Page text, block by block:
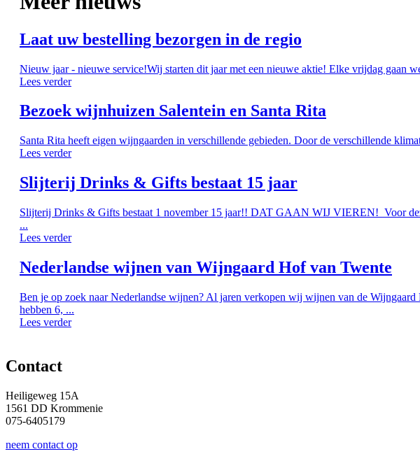
Laat uw bestelling bezorgen in de regio
Nieuw jaar - nieuwe service!Wij starten dit jaar met een nieuwe aktie! Elke vrijdag gaan
Lees verder
Bezoek wijnhuizen Salentein en Santa Rita
Santa Rita heeft eigen wijngaarden in verschillende gebieden. Door de verschillende
Lees verder
Slijterij Drinks & Gifts bestaat 15 jaar
Slijterij Drinks & Gifts bestaat 1 november 15 jaar!! DAT GAAN WIJ VIEREN! Voor
...
Lees verder
Nederlandse wijnen van Wijngaard Hof van Twente
Ben je op zoek naar Nederlandse wijnen? Al jaren verkopen wij wijnen van de
hebben 6, ...
Lees verder
Contact
Heiligeweg 15A
1561 DD Krommenie
075-6405179
neem contact op